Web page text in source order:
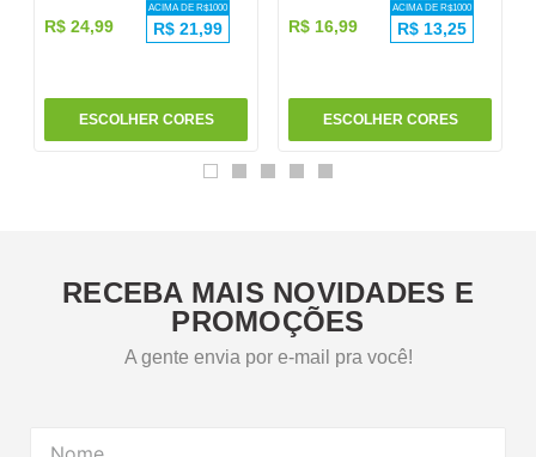
R$ 24,99
ACIMA DE R$1000
R$ 21,99
ESCOLHER CORES
R$ 16,99
ACIMA DE R$1000
R$ 13,25
ESCOLHER CORES
RECEBA MAIS NOVIDADES E
PROMOÇÕES
A gente envia por e-mail pra você!